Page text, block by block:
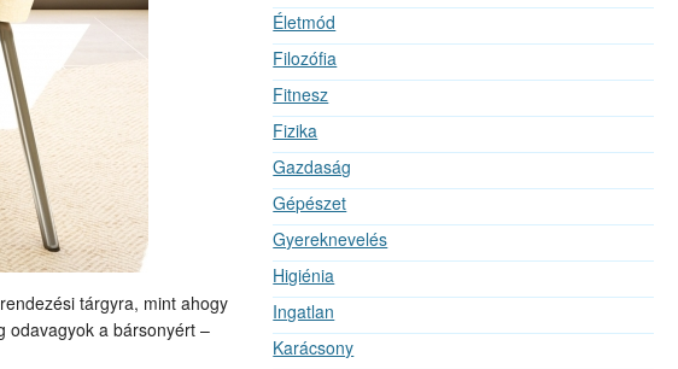
tárgyra, mint ahogy
odavagyok a bársonyért –
Életmód
Filozófia
Fitnesz
Fizika
Gazdaság
Gépészet
Gyereknevelés
Higiénia
Ingatlan
Karácsony